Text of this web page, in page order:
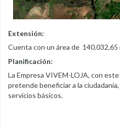
Extensión:
Cuenta con un área de 140.032,65
Planificación:
La Empresa VIVEM-LOJA, con
pretende beneficiar a la
servicios básicos.